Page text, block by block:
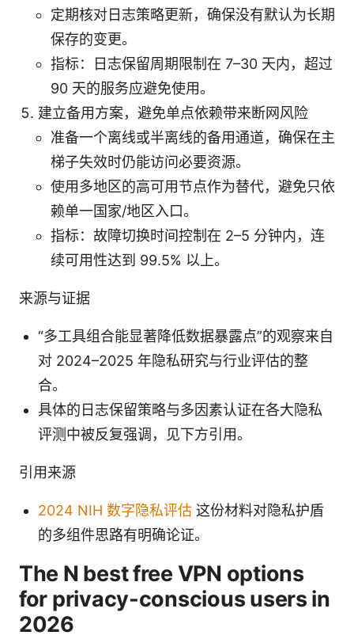
定期核对日志策略更新，确保没有默认为长期
保存的变更。
指标：日志保留周期限制在 7–30 天内，超过
90 天的服务应避免使用。
建立备用方案，避免单点依赖带来断网风险
准备一个离线或半离线的备用通道，确保在主
梯子失效时仍能访问必要资源。
使用多地区的高可用节点作为替代，避免只依
赖单一国家/地区入口。
指标：故障切换时间控制在 2–5 分钟内，连
续可用性达到 99.5% 以上。
来源与证据
“多工具组合能显著降低数据暴露点”的观察来自
对 2024–2025 年隐私研究与行业评估的整
合。
具体的日志保留策略与多因素认证在各大隐私
评测中被反复强调，见下方引用。
引用来源
2024 NIH 数字隐私评估 这份材料对隐私护盾
的多组件思路有明确论证。
The N best free VPN options
for privacy-conscious users in
2026